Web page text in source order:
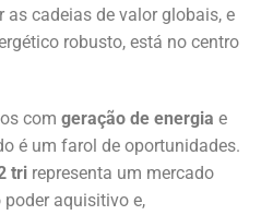
as cadeias de valor globais, e
robusto, está no centro
com geração de energia e
é um farol de oportunidades.
tri representa um mercado
aquisitivo e,